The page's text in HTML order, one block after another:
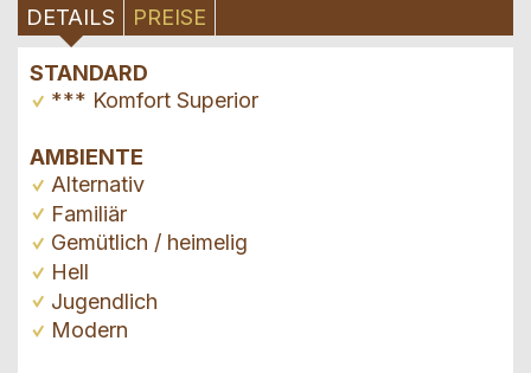
DETAILS PREISE
STANDARD
*** Komfort Superior
AMBIENTE
Alternativ
Familiär
Gemütlich / heimelig
Hell
Jugendlich
Modern